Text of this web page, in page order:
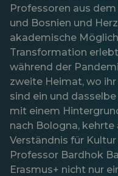
Professoren aus
und Bosnien und
akademische
Transformation
während der
zweite Heimat, wo
sind ein und
mit einem
nach Bologna,
Verständnis für
Professor Bardhok
Erasmus+ nicht nur